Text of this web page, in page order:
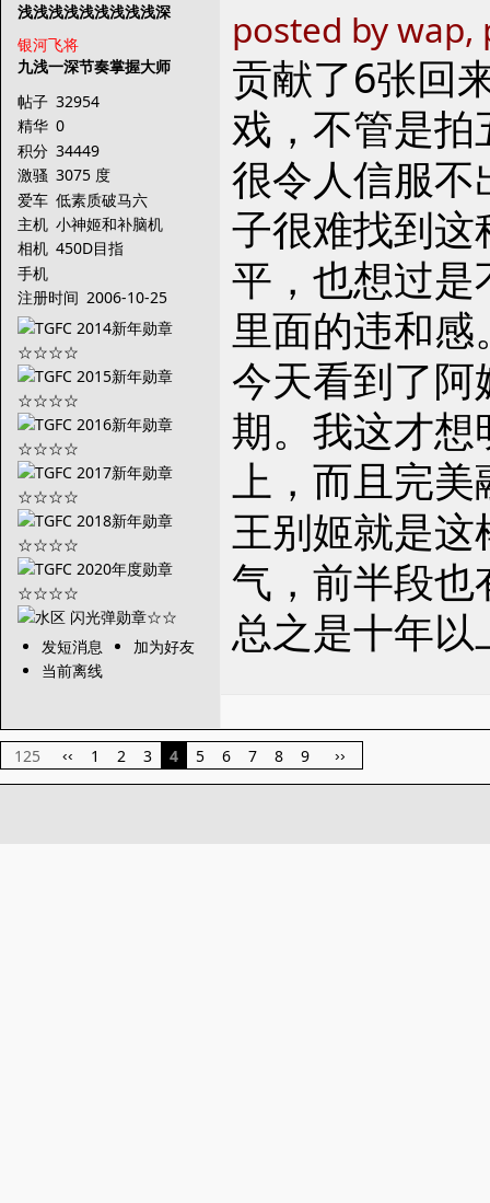
浅浅浅浅浅浅浅浅浅深
银河飞将
九浅一深节奏掌握大师
帖子 32954
精华 0
积分 34449
激骚 3075 度
爱车 低素质破马六
主机 小神姬和补脑机
相机 450D目指
手机
注册时间 2006-10-25
发短消息
加为好友
当前离线
posted by
贡献了6张回
戏，不管是
很令人信服
子很难找到
平，也想过
里面的违和感
今天看到了
期。我这才
上，而且完
王别姬就是
气，前半段
总之是十年
125 ‹‹ 1 2 3 4 5 6 7 8 9 ››